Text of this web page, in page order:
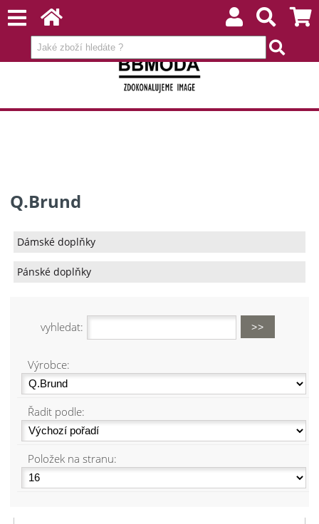
Q.Brund
Dámské doplňky
Pánské doplňky
vyhledat:
Výrobce:
Řadit podle:
Položek na stranu: